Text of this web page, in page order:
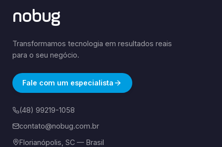
nobug
Transformamos tecnologia em resultados reais
para o seu negócio.
Fale com um especialista
(48) 99219-1058
contato@nobug.com.br
Florianópolis, SC — Brasil